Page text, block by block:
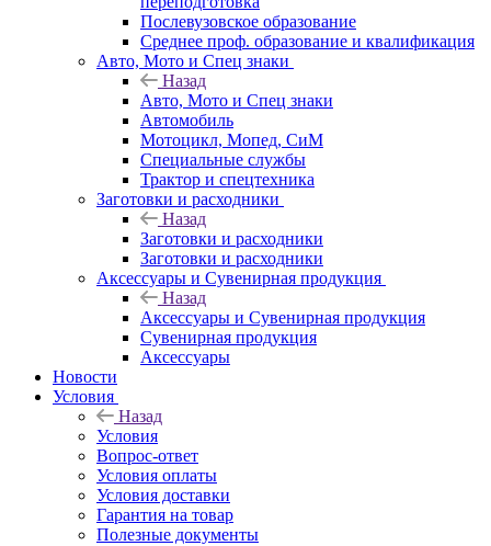
Послевузовское образование
Среднее проф. образование и квалификация
Авто, Мото и Спец знаки
Назад
Авто, Мото и Спец знаки
Автомобиль
Мотоцикл, Мопед, СиМ
Специальные службы
Трактор и спецтехника
Заготовки и расходники
Назад
Заготовки и расходники
Заготовки и расходники
Аксессуары и Сувенирная продукция
Назад
Аксессуары и Сувенирная продукция
Сувенирная продукция
Аксессуары
Новости
Условия
Назад
Условия
Вопрос-ответ
Условия оплаты
Условия доставки
Гарантия на товар
Полезные документы